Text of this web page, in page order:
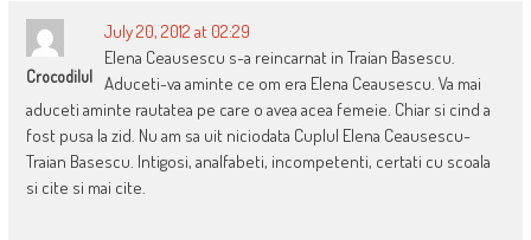
Crocodilul
July 20, 2012 at 02:29
Elena Ceausescu s-a reincarnat in Traian Basescu.
Aduceti-va aminte ce om era Elena Ceausescu. Va mai
aduceti aminte rautatea pe care o avea acea femeie. Chiar si cind a
fost pusa la zid. Nu am sa uit niciodata Cuplul Elena Ceausescu-
Traian Basescu. Intigosi, analfabeti, incompetenti, certati cu scoala
si cite si mai cite.